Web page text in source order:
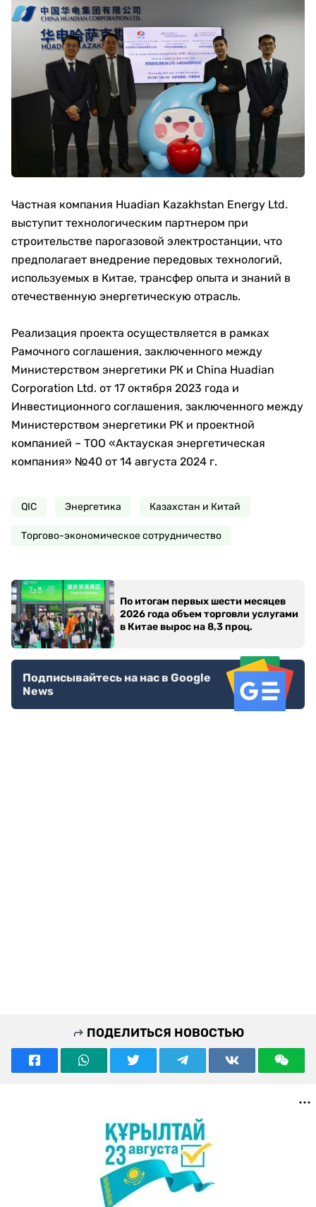
Частная компания Huadian Kazakhstan Energy Ltd.
выступит технологическим партнером при
строительстве парогазовой электростанции, что
предполагает внедрение передовых технологий,
используемых в Китае, трансфер опыта и знаний в
отечественную энергетическую отрасль.
Реализация проекта осуществляется в рамках
Рамочного соглашения, заключенного между
Министерством энергетики РК и China Huadian
Corporation Ltd. от 17 октября 2023 года и
Инвестиционного соглашения, заключенного между
Министерством энергетики РК и проектной
компанией – ТОО «Актауская энергетическая
компания» №40 от 14 августа 2024 г.
QIC Энергетика Казахстан и Китай
Торгово-экономическое сотрудничество
По итогам первых шести месяцев
2026 года объем торговли услугами
в Китае вырос на 8,3 проц.
Подписывайтесь на нас в Google
News
ПОДЕЛИТЬСЯ НОВОСТЬЮ